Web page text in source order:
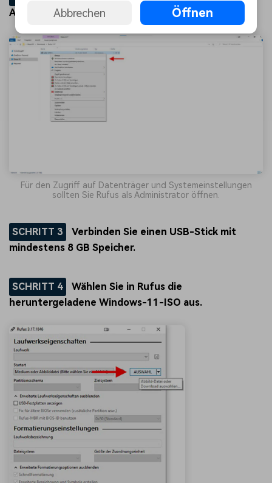
Administratorrechten.
Für den Zugriff auf Datenträger und Systemeinstellungen
sollten Sie Rufus als Administrator öffnen.
SCHRITT 3
Verbinden Sie einen USB-Stick mit
mindestens 8 GB Speicher.
SCHRITT 4
Wählen Sie in Rufus die
heruntergeladene Windows-11-ISO aus.
Abbrechen Öffnen